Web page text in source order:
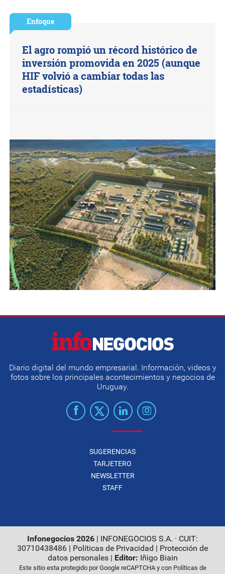
Enfoque
El agro rompió un récord histórico de
inversión promovida en 2025 (aunque
HIF volvió a cambiar todas las
estadísticas)
Diario digital del mundo empresarial. Información, videos y
fotos sobre los principales acontecimientos y negocios de
Uruguay.
SUGERENCIAS
TARJETERO
NEWSLETTER
STAFF
Infonegocios 2026 | INFONEGOCIOS S.A. · CUIT:
30710438486 | Políticas de Privacidad | Protección de
datos personales| Editor: Iñigo Biain
Este sitio esta protegido por Google reCAPTCHA y con Políticas de